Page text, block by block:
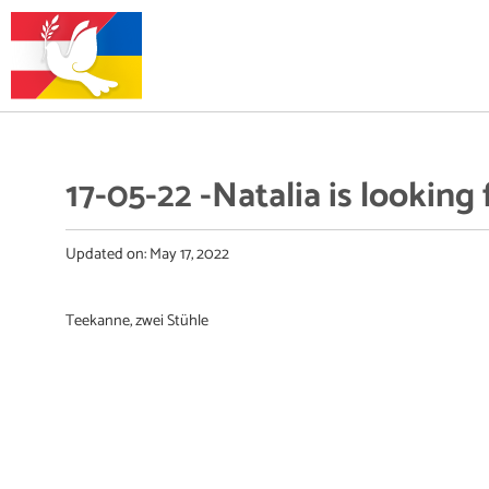
17-05-22 -Natalia is looking
Updated on:May 17, 2022
Teekanne, zwei Stühle